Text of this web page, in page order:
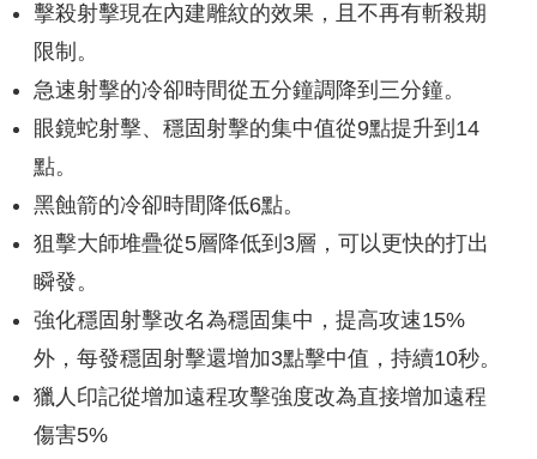
擊殺射擊現在內建雕紋的效果，且不再有斬殺期
限制。
急速射擊的冷卻時間從五分鐘調降到三分鐘。
眼鏡蛇射擊、穩固射擊的集中值從9點提升到14
點。
黑蝕箭的冷卻時間降低6點。
狙擊大師堆疊從5層降低到3層，可以更快的打出
瞬發。
強化穩固射擊改名為穩固集中，提高攻速15%
外，每發穩固射擊還增加3點擊中值，持續10秒。
獵人印記從增加遠程攻擊強度改為直接增加遠程
傷害5%